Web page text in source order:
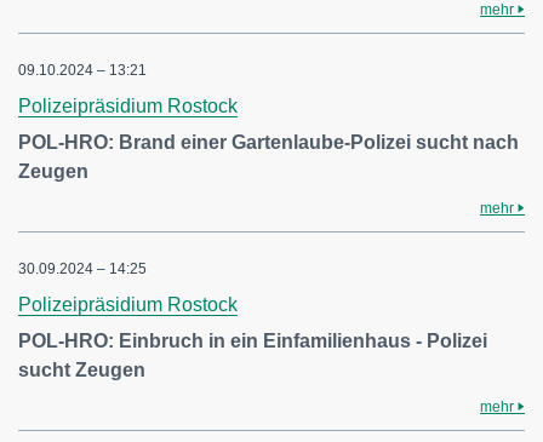
mehr
09.10.2024 – 13:21
Polizeipräsidium Rostock
POL-HRO: Brand einer Gartenlaube-Polizei sucht nach
Zeugen
mehr
30.09.2024 – 14:25
Polizeipräsidium Rostock
POL-HRO: Einbruch in ein Einfamilienhaus - Polizei
sucht Zeugen
mehr